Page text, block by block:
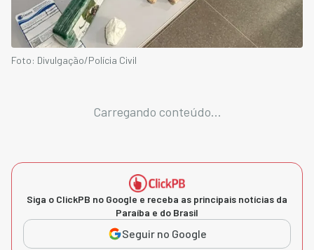
Foto: Divulgação/Polícia Civil
Carregando conteúdo...
Siga o ClickPB no Google e receba as principais notícias da
Paraíba e do Brasil
Seguir no Google